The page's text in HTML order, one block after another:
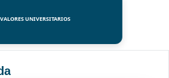
VALORES UNIVERSITARIOS